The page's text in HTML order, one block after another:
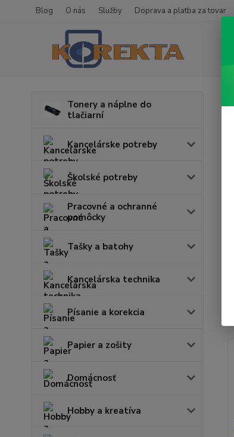
Blog O nás Služby Doprava a platba za tovar
Tonery a náplne do
tlačiarní
Kancelárske potreby
Školské potreby
Pracovné a ochranné
pomôcky
Tašky a batohy
Kancelárska technika
Písanie a korekcia
Papier a zošity
Domácnosť
Hobby a kreatíva